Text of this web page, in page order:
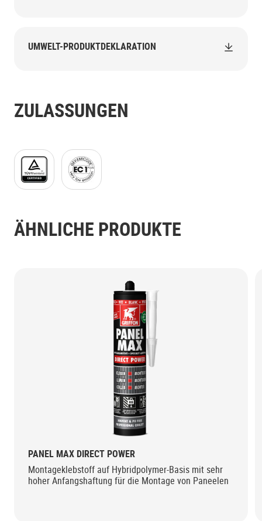
UMWELT-PRODUKTDEKLARATION
ZULASSUNGEN
TUV Rheinland logo_300dpi_68x68mm_C_NR-
EMICODE_EC1plus_(GB)_black_JPG.jpg
ÄHNLICHE PRODUKTE
PANEL MAX DIRECT POWER
Montageklebstoff auf Hybridpolymer-Basis mit sehr
hoher Anfangshaftung für die Montage von Paneelen